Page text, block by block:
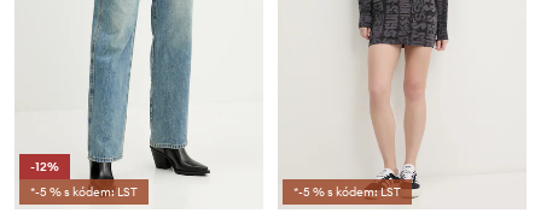
-12%
*-5 % s kódem: LST
*-5 % s kódem: LST